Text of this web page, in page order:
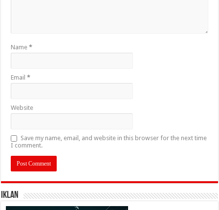
Name*
Email*
Website
Save my name, email, and website in this browser for the next time
I comment.
IKLAN